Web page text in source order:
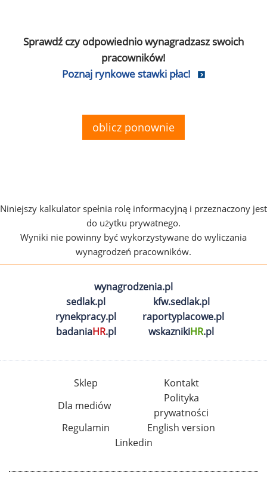
Sprawdź czy odpowiednio wynagradzasz swoich
pracowników!
Poznaj rynkowe stawki płac!
oblicz ponownie
Niniejszy kalkulator spełnia rolę informacyjną i przeznaczony jest
do użytku prywatnego.
Wyniki nie powinny być wykorzystywane do wyliczania
wynagrodzeń pracowników.
wynagrodzenia.pl
sedlak.pl
kfw.sedlak.pl
rynekpracy.pl
raportyplacowe.pl
badaniaHR.pl wskaznikiHR.pl
Sklep
Kontakt
Dla mediów
Polityka
prywatności
Regulamin
English version
Linkedin